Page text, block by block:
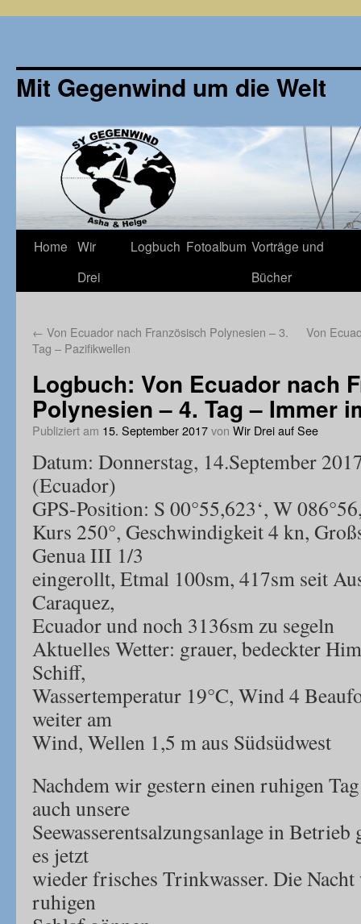
Mit Gegenwind um die Welt
Zum
Home Wir
Drei
Logbuch Fotoalbum Vorträge und
Bücher
← Von Ecuador nach Französisch Polynesien – 3.
Tag – Pazifikwellen
Von
Logbuch: Von Ecuador nach
Polynesien – 4. Tag – Immer
Publiziert am 15. September 2017von Wir Drei auf See
Datum: Donnerstag, 14.September
(Ecuador)
GPS-Position: S 00°55,623‘, W
Kurs 250°, Geschwindigkeit 4 kn,
Genua III 1/3
eingerollt, Etmal 100sm, 417sm seit
Caraquez,
Ecuador und noch 3136sm zu segeln
Aktuelles Wetter: grauer, bedeckter
Schiff,
Wassertemperatur 19°C, Wind 4
weiter am
Wind, Wellen 1,5 m aus Südsüdwest
Nachdem wir gestern einen ruhigen
auch unsere
Seewasserentsalzungsanlage in
es jetzt
wieder frisches Trinkwasser. Die
ruhigen